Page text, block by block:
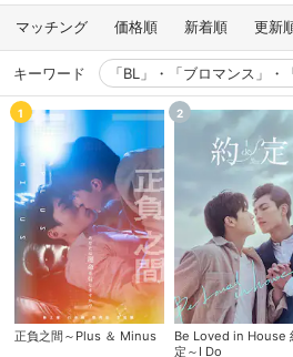
マッチング 価格順 新着順 更新
キーワード 「BL」・「ブロマンス」
1
正負之間～Plus ＆ Minus
2
Be Loved in House
定～I Do